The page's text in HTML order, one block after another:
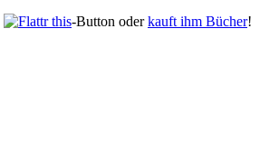
-Button oderkauft ihm Bücher!